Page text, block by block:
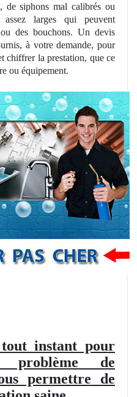
de siphons mal calibrés ou
larges qui peuvent
des bouchons. Un devis
à votre demande, pour
chiffrer la prestation, que ce
ou équipement.
instant pour
problème de
permettre de